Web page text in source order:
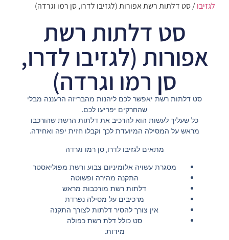
לגזיבו/ סט דלתות רשת אפורות (לגזיבו לדרו, סן רמו וגרדה)
סט דלתות רשת
אפורות (לגזיבו לדרו,
סן רמו וגרדה)
סט דלתות רשת יאפשר לכם ליהנות מהבריזה הרעננה מבלי
שהחרקים יפריעו לכם.
כל שעליך לעשות הוא להרכיב את דלתות הרשת שהורכבו
מראש על המסילה המיועדת לכך וקבלו חזית יפה ואחידה.
מתאים לגזיבו לדרו, סן רמו וגרדה
מסגרת עשויה אלומיניום צבוע ורשת מפוליאסטר
התקנה מהירה ופשוטה
דלתות רשת מורכבות מראש
מרכיבים על מסילה נפרדת
אין צורך להסיר דלתות לצורך התקנה
סט כולל דלת רשת כפולה
מידות: